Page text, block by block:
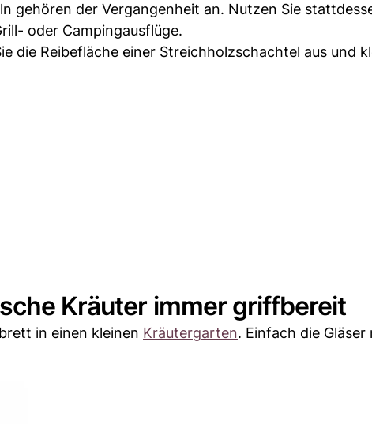
gehören der Vergangenheit an. Nutzen Sie
oder Campingausflüge.
die Reibefläche einer Streichholzschachtel aus und
Kräuter immer griffbereit
in einen kleinen Kräutergarten. Einfach die Gläser